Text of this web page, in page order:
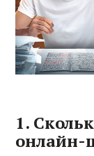
1.
онлайн-